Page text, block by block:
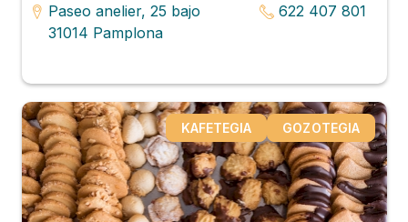
Paseo anelier, 25 bajo
31014 Pamplona
622 407 801
KAFETEGIA GOZOTEGIA